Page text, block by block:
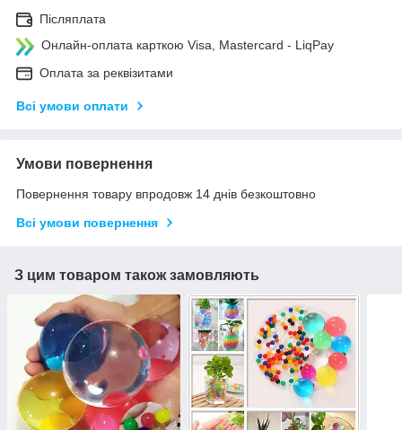
Післяплата
Онлайн-оплата карткою Visa, Mastercard - LiqPay
Оплата за реквізитами
Всі умови оплати
Умови повернення
Повернення товару впродовж 14 днів безкоштовно
Всі умови повернення
З цим товаром також замовляють